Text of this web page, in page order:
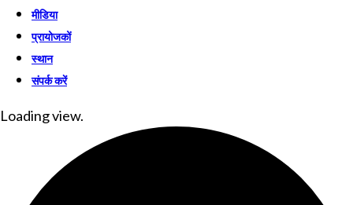
मीडिया
प्रायोजकों
स्थान
संपर्क करें
Loading view.